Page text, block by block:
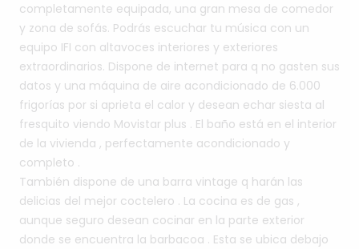
completamente equipada, una gran mesa de comedor
y zona de sofás. Podrás escuchar tu música con un
equipo IFI con altavoces interiores y exteriores
extraordinarios. Dispone de internet para q no gasten sus
datos y una máquina de aire acondicionado de 6.000
frigorías por si aprieta el calor y desean echar siesta al
fresquito viendo Movistar plus . El baño está en el interior
de la vivienda , perfectamente acondicionado y
completo .
También dispone de una barra vintage q harán las
delicias del mejor coctelero . La cocina es de gas ,
aunque seguro desean cocinar en la parte exterior
donde se encuentra la barbacoa . Esta se ubica debajo